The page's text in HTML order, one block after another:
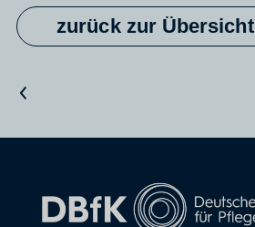
zurück zur Übersicht
Vorheriger Artikel